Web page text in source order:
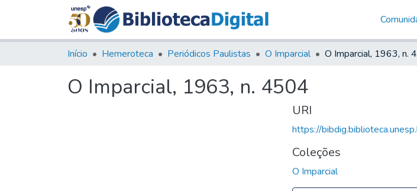
Início Hemeroteca Periódicos Paulistas O Imparcial O Imparcial, 1963, n.
O Imparcial, 1963, n. 4504
URI
https://
Coleções
O Imparcial